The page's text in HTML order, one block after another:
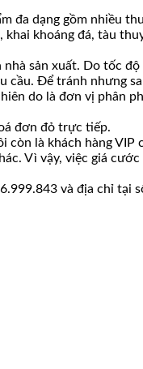
đa dạng gồm nhiều
khoáng đá, tàu
sản xuất. Do tốc
cầu. Để tránh nhưng
do là đơn vị phân
đơn đỏ trực tiếp.
là khách hàng
Vì vậy, việc giá
và địa chỉ tại